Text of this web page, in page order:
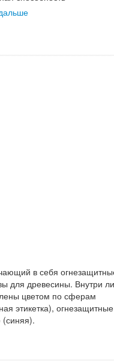
в себя
для древесины. Внутри
цветом по сферам
этикетка), огнезащитные
(синяя).